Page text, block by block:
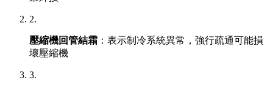
2.
壓縮機回管結霜 ：表示制冷系統異常，強行疏通可能損
壞壓縮機
3.